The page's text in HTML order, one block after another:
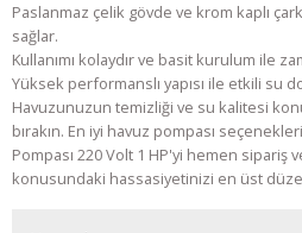
Paslanmaz çelik gövde ve krom kaplı
sağlar.
Kullanımı kolaydır ve basit kurulum ile
Yüksek performanslı yapısı ile etkili su
Havuzunuzun temizliği ve su kalitesi
bırakın. En iyi havuz pompası
Pompası 220 Volt 1 HP'yi hemen sipariş
konusundaki hassasiyetinizi en üst